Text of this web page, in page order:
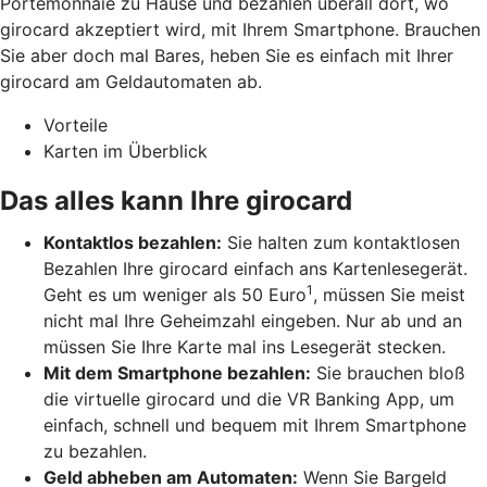
girocard akzeptiert wird, mit Ihrem Smartphone. Brauchen
Sie aber doch mal Bares, heben Sie es einfach mit Ihrer
girocard am Geldautomaten ab.
Vorteile
Karten im Überblick
Das alles kann Ihre girocard
Kontaktlos bezahlen: Sie halten zum kontaktlosen
Bezahlen Ihre girocard einfach ans Kartenlesegerät.
Geht es um weniger als 50 Euro1 , müssen Sie meist
nicht mal Ihre Geheimzahl eingeben. Nur ab und an
müssen Sie Ihre Karte mal ins Lesegerät stecken.
Mit dem Smartphone bezahlen: Sie brauchen bloß
die virtuelle girocard und die VR Banking App, um
einfach, schnell und bequem mit Ihrem Smartphone
zu bezahlen.
Geld abheben am Automaten: Wenn Sie Bargeld